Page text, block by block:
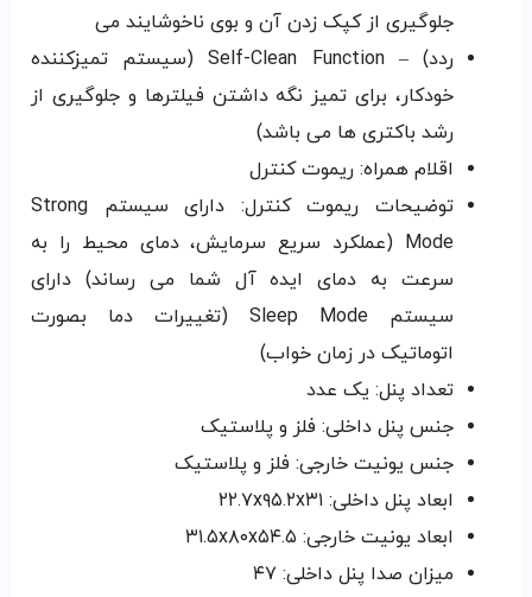
جلوگیری از کپک زدن آن و بوی ناخوشایند می
ردد) – Self-Clean Function (سیستم تمیزکننده
خودکار، برای تمیز نگه داشتن فیلترها و جلوگیری از
رشد باکتری ها می باشد)
اقلام همراه: ریموت کنترل
توضیحات ریموت کنترل: دارای سیستم Strong
Mode (عملکرد سریع سرمایش، دمای محیط را به
سرعت به دمای ایده آل شما می رساند) دارای
سیستم Sleep Mode (تغییرات دما بصورت
اتوماتیک در زمان خواب)
تعداد پنل: یک عدد
جنس پنل داخلی: فلز و پلاستیک
جنس یونیت خارجی: فلز و پلاستیک
ابعاد پنل داخلی: ۲۲.۷x۹۵.۲x۳۱
ابعاد یونیت خارجی: ۳۱.۵x۸۰x۵۴.۵
میزان صدا پنل داخلی: ۴۷